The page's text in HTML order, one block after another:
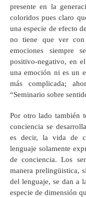
presente en la
coloridos pues claro
una especie de efecto
no tiene que ver
emociones siempre
positivo-negativo, en
una emoción ni es un
más complicada;
“Seminario sobre
Por otro lado también
conciencia se
es decir, la vida de
lenguaje solamente
de conciencia. Los
manera prelingüistica,
del lenguaje, se dan a
especie de dimensión